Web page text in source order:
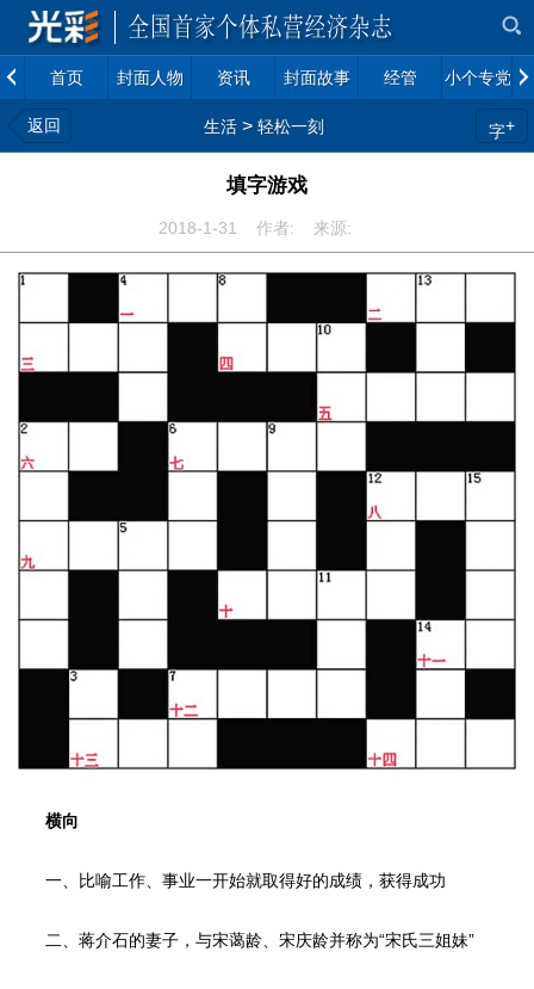
首页 封面人物 资讯 封面故事 经管 小个专党建
返回 生活 > 轻松一刻 字+
填字游戏
2018-1-31 作者: 来源:
横向
一、比喻工作、事业一开始就取得好的成绩，获得成功
二、蒋介石的妻子，与宋蔼龄、宋庆龄并称为“宋氏三姐妹”